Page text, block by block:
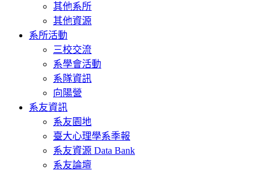
其他系所
其他資源
系所活動
三校交流
系學會活動
系隊資訊
向陽營
系友資訊
系友園地
臺大心理學系季報
系友資源 Data Bank
系友論壇